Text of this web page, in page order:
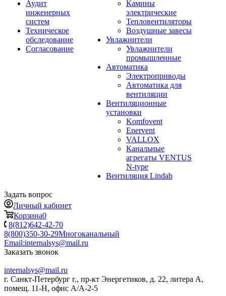
Аудит
инженерных
систем
Техническое
обследование
Согласование
Камины
электрические
Тепловентиляторы
Воздушные завесы
Увлажнители
Увлажнители
промышленные
Автоматика
Электроприводы
Автоматика для
вентиляции
Вентиляционные
установки
Komfovent
Enervent
VALLOX
Канальные
агрегаты VENTUS
N-type
Вентиляция Lindab
Задать вопрос
Личный кабинет
Корзина0
8(812)642-42-70
8(800)350-30-29Многоканальный
Email:internalsys@mail.ru
Заказать звонок
internalsys@mail.ru
г. Санкт-Петербург г., пр-кт Энергетиков, д. 22, литера А,
помещ. 11-Н, офис А/А-2-5